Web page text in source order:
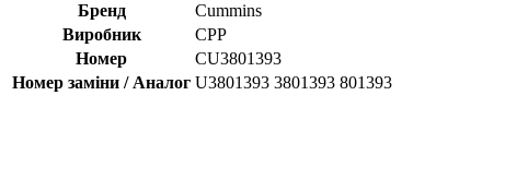
Бренд
Cummins
Виробник
CPP
Номер
CU3801393
Номер заміни / Аналог U3801393 3801393 801393